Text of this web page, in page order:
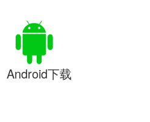
Android下载